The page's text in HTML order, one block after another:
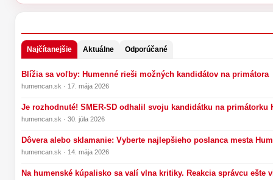
Najčítanejšie Aktuálne Odporúčané
Blížia sa voľby: Humenné rieši možných kandidátov na primátora
humencan.sk · 17. mája 2026
Je rozhodnuté! SMER-SD odhalil svoju kandidátku na primátorku
humencan.sk · 30. júla 2026
Dôvera alebo sklamanie: Vyberte najlepšieho poslanca mesta
humencan.sk · 14. mája 2026
Na humenské kúpalisko sa valí vlna kritiky. Reakcia správcu